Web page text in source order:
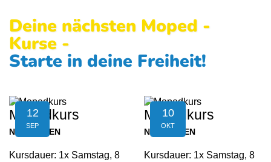
Deine nächsten Moped -
Kurse -
Starte in deine Freiheit!
12
SEP
Mopedkurs
NEUFELDEN
Kursdauer: 1x Samstag, 8
10
OKT
Mopedkurs
NEUFELDEN
Kursdauer: 1x Samstag, 8